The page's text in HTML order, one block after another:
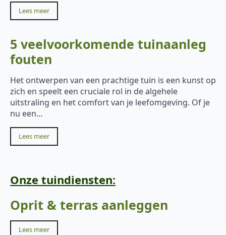
Lees meer
5 veelvoorkomende tuinaanleg
fouten
Het ontwerpen van een prachtige tuin is een kunst op
zich en speelt een cruciale rol in de algehele
uitstraling en het comfort van je leefomgeving. Of je
nu een…
Lees meer
Onze tuindiensten:
Oprit & terras aanleggen
Lees meer